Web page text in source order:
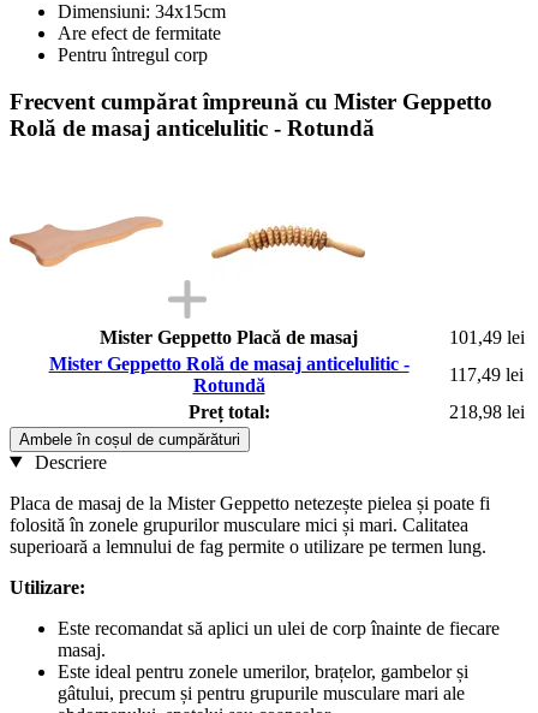
Dimensiuni: 34x15cm
Are efect de fermitate
Pentru întregul corp
Frecvent cumpărat împreună cu Mister Geppetto
Rolă de masaj anticelulitic - Rotundă
Mister Geppetto Placă de masaj
101,49 lei
Mister Geppetto Rolă de masaj anticelulitic -
Rotundă
117,49 lei
Preț total:
218,98 lei
Ambele în coșul de cumpărături
Descriere
Placa de masaj de la Mister Geppetto netezește pielea și poate fi
folosită în zonele grupurilor musculare mici și mari. Calitatea
superioară a lemnului de fag permite o utilizare pe termen lung.
Utilizare:
Este recomandat să aplici un ulei de corp înainte de fiecare
masaj.
Este ideal pentru zonele umerilor, brațelor, gambelor și
gâtului, precum și pentru grupurile musculare mari ale